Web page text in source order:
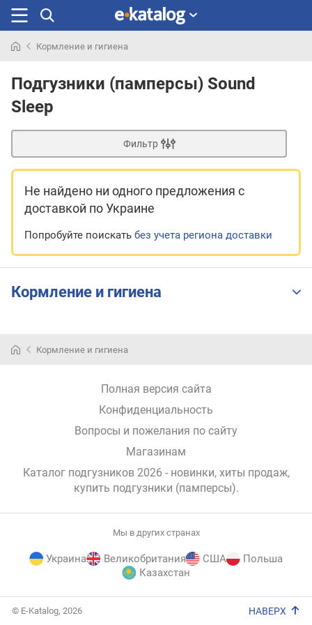
раньше
Кормление и гигиена
Подгузники (памперсы) Sound
Sleep
Фильтр
Не найдено ни одного предложения с
доставкой по Украине
Попробуйте поискать без учета региона доставки
Кормление и гигиена
Кормление и гигиена
Полная версия сайта
Конфиденциальность
Вопросы и пожелания по сайту
Магазинам
Каталог подгузников 2026 - новинки, хиты продаж,
купить подгузники (памперсы).
Мы в других странах
Украина Великобритания США
Польша
Казахстан
© E-Katalog, 2026 НАВЕРХ